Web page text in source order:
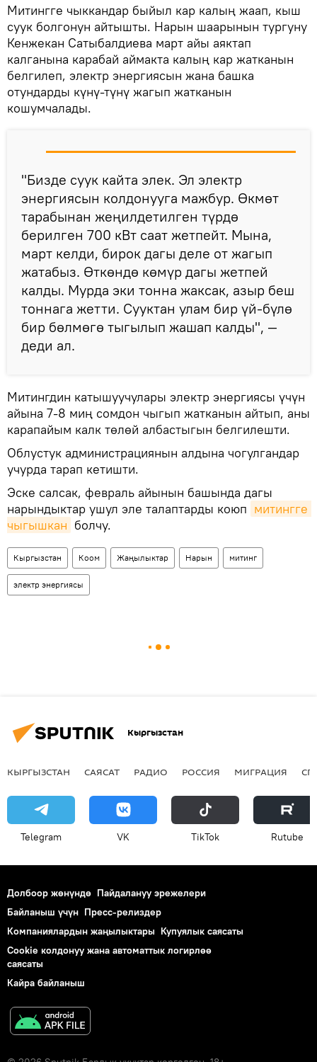
Митингге чыккандар быйыл кар калың жаап, кыш
суук болгонун айтышты. Нарын шаарынын тургуну
Кенжекан Сатыбалдиева март айы аяктап
калганына карабай аймакта калың кар жатканын
белгилеп, электр энергиясын жана башка
отундарды күнү-түнү жагып жатканын
кошумчалады.
"Бизде суук кайта элек. Эл электр
энергиясын колдонууга мажбур. Өкмөт
тарабынан жеңилдетилген түрдө
берилген 700 кВт саат жетпейт. Мына,
март келди, бирок дагы деле от жагып
жатабыз. Өткөндө көмүр дагы жетпей
калды. Мурда эки тонна жаксак, азыр беш
тоннага жетти. Сууктан улам бир үй-бүлө
бир бөлмөгө тыгылып жашап калды", —
деди ал.
Митингдин катышуучулары электр энергиясы үчүн
айына 7-8 миң сомдон чыгып жатканын айтып, аны
карапайым калк төлөй албастыгын белгилешти.
Облустук администрациянын алдына чогулгандар
учурда тарап кетишти.
Эске салсак, февраль айынын башында дагы
нарындыктар ушул эле талаптарды коюп митингге
чыгышкан болчу.
Кыргызстан Коом Жаңылыктар Нарын митинг
электр энергиясы
Кыргызстан
КЫРГЫЗСТАН САЯСАТ РАДИО РОССИЯ МИГРАЦИЯ
Telegram VK ТikТоk Rutube
Долбоор жөнүндө Пайдалануу эрежелери
Байланыш үчүн Пресс-релиздер
Компаниялардын жаңылыктары Купуялык саясаты
Cookie колдонуу жана автоматтык логирлөө
саясаты
Кайра байланыш